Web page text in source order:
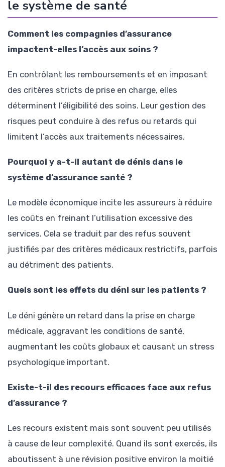
le système de santé
Comment les compagnies d’assurance
impactent-elles l’accès aux soins ?
En contrôlant les remboursements et en imposant
des critères stricts de prise en charge, elles
déterminent l’éligibilité des soins. Leur gestion des
risques peut conduire à des refus ou retards qui
limitent l’accès aux traitements nécessaires.
Pourquoi y a-t-il autant de dénis dans le
système d’assurance santé ?
Le modèle économique incite les assureurs à réduire
les coûts en freinant l’utilisation excessive des
services. Cela se traduit par des refus souvent
justifiés par des critères médicaux restrictifs, parfois
au détriment des patients.
Quels sont les effets du déni sur les patients ?
Le déni génère un retard dans la prise en charge
médicale, aggravant les conditions de santé,
augmentant les coûts globaux et causant un stress
psychologique important.
Existe-t-il des recours efficaces face aux refus
d’assurance ?
Les recours existent mais sont souvent peu utilisés
à cause de leur complexité. Quand ils sont exercés, ils
aboutissent à une révision positive environ la moitié